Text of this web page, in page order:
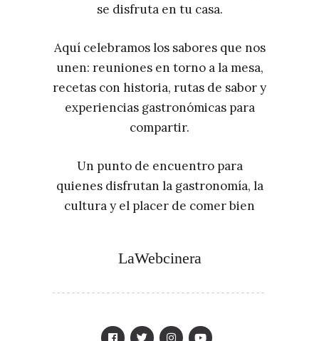
se disfruta en tu casa.
Aquí celebramos los sabores que nos
unen: reuniones en torno a la mesa,
recetas con historia, rutas de sabor y
experiencias gastronómicas para
compartir.
Un punto de encuentro para
quienes disfrutan la gastronomía, la
cultura y el placer de comer bien
LaWebcinera